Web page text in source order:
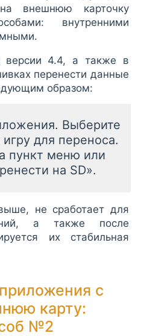
внешнюю карточку
внутренними
4.4, а также в
перенести данные
образом:
Выберите
для переноса.
пункт меню или
на SD».
не сработает для
а также после
их стабильная
с
карту:
№2